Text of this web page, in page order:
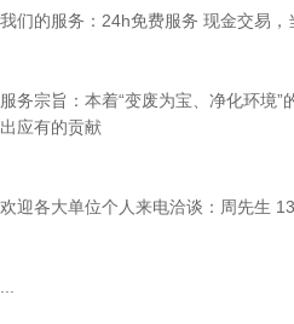
我们的服务：24h免费服务 现金交易，
服务宗旨：本着“变废为宝、净化环境
出应有的贡献
欢迎各大单位个人来电洽谈：周先生